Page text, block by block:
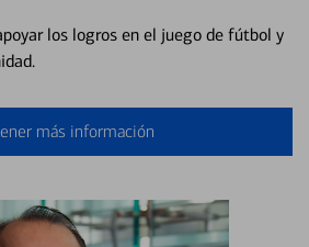
los logros en el juego de fútbol y
más información